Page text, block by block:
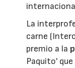
La
carne
premio a la
Paquito'